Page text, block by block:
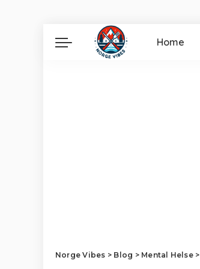
Home
Norge Vibes > Blog > Mental Helse>